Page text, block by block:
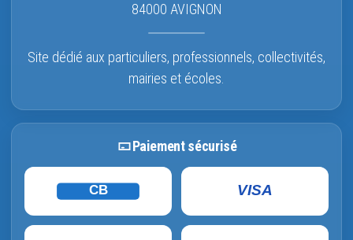
84000 AVIGNON
Site dédié aux particuliers, professionnels, collectivités,
mairies et écoles.
Paiement sécurisé
CB VISA